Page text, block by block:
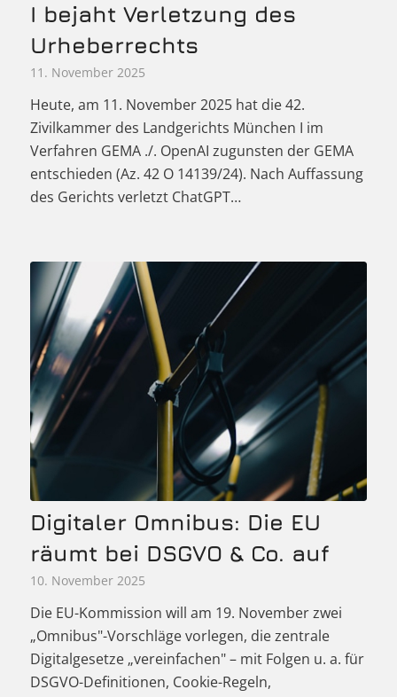
I bejaht Verletzung des
Urheberrechts
11. November 2025
Heute, am 11. November 2025 hat die 42.
Zivilkammer des Landgerichts München I im
Verfahren GEMA ./. OpenAI zugunsten der GEMA
entschieden (Az. 42 O 14139/24). Nach Auffassung
des Gerichts verletzt ChatGPT…
Digitaler Omnibus: Die EU
räumt bei DSGVO & Co. auf
10. November 2025
Die EU-Kommission will am 19. November zwei
„Omnibus"-Vorschläge vorlegen, die zentrale
Digitalgesetze „vereinfachen" – mit Folgen u. a. für
DSGVO-Definitionen, Cookie-Regeln,